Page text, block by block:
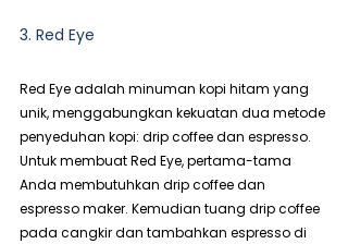
3. Red Eye
Red Eye adalah minuman kopi hitam yang
unik, menggabungkan kekuatan dua metode
penyeduhan kopi: drip coffee dan espresso.
Untuk membuat Red Eye, pertama-tama
Anda membutuhkan drip coffee dan
espresso maker. Kemudian tuang drip coffee
pada cangkir dan tambahkan espresso di